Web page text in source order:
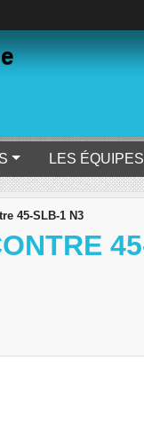
LES ÉQUIPES
45-SLB-1 N3